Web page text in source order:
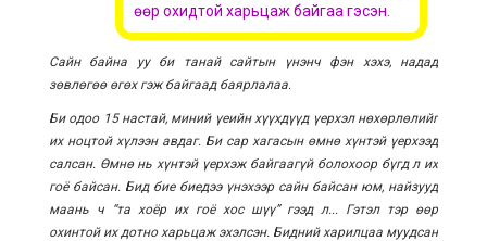
өөр охидтой харьцаж байгаа гэсэн.
Сайн байна уу би танай сайтын үнэнч фэн хэхэ, надад
зөвлөгөө өгөх гэж байгаад баярлалаа.
Би одоо 15 настай, миний үеийн хүүхдүүд үерхэл нөхөрлөлийг
их ноцтой хүлээн авдаг. Би сар хагасын өмнө хүнтэй үерхээд
салсан. Өмнө нь хүнтэй үерхэж байгаагүй болохоор бүгд л их
гоё байсан. Бид бие биедээ үнэхээр сайн байсан юм, найзууд
маань ч “та хоёр их гоё хос шүү” гээд л... Гэтэл тэр өөр
охинтой их дотно харьцаж эхэлсэн. Бидний харилцаа муудсан